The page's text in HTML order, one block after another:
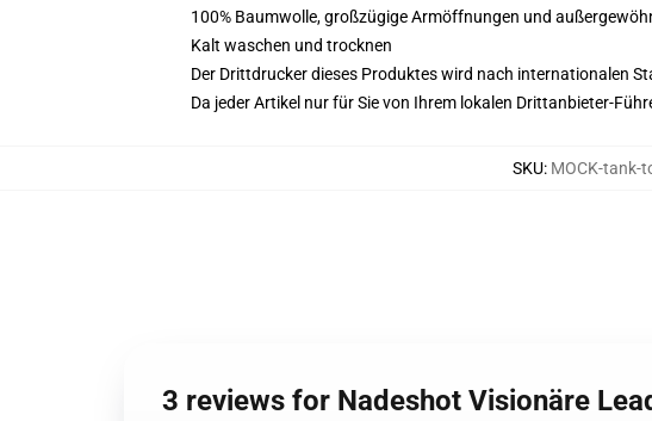
100% Baumwolle, großzügige Armöffnungen und
Kalt waschen und trocknen
Der Drittdrucker dieses Produktes wird nach internationalen
Da jeder Artikel nur für Sie von Ihrem lokalen Drittanbieter-
SKU: MOCK-tank-
3 reviews for Nadeshot Visionäre